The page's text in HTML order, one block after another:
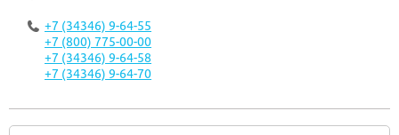
+7 (34346) 9-64-55
+7 (800) 775-00-00
+7 (34346) 9-64-58
+7 (34346) 9-64-70